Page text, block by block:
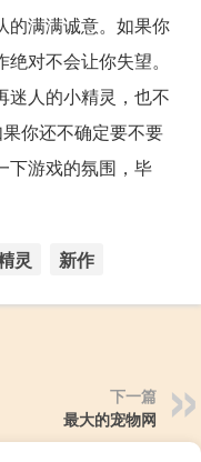
的满满诚意。如果你
对不会让你失望。
迷人的小精灵，也不
你还不确定要不要
下游戏的氛围，毕
灵 新作
下一篇
最大的宠物网